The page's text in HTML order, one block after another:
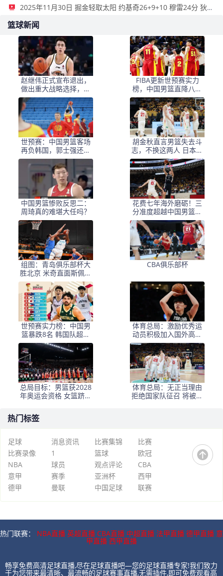
2025年11月30日 掘金轻取太阳 约基奇26+9+10 穆雷24分 狄龙27分
篮球新闻
赵继伟正式宣布退出，
做出重大战略选择，辽
宁男篮痛失关键球员
FIBA更新世预赛实力
榜，中国男篮直降八位
排名第11，韩国第二日
本第三
世预赛：中国男篮客场
再负韩国，郭士强还能
继续“装睡”吗？
胡金秋直言男篮失去斗
志，不换这两人 日本必
将再胜中国
中国男篮惨败反思二：
周琦真的难堪大任吗？
花费七年海外磨砺！三
分准度超越中国男篮全
队，李贤重终于用实力
证明自己
组图：青岛俱乐部杯大
胜北京 米奇直面斯佩尔
曼
CBA俱乐部杯
世预赛实力榜：中国男
篮暴跌8名 韩国队超越
日本
体育总局：激励优秀运
动员积极加入国外高水
平联赛
总局目标：男篮获2028
年奥运会资格 女篮跻身
体育总局：无正当理由
拒绝国家队征召 将被惩
热门标签
足球 消息资讯 比赛集锦
比赛
比赛录像
1 篮球
欧冠
NBA
球员 观点评论
CBA
意甲
赛季 亚洲杯
西甲
德甲
曼联 中国足球 联赛
热门联赛： NBA直播 英超直播 CBA直播 中超直播 法甲直播 德甲直播 意
甲直播 西甲直播
畅享免费高清足球直播,尽在足球直播吧—您的足球直播专家!我们致力
于为您带来最清晰、最流畅的足球赛事直播,无需插件,即可免费观看高